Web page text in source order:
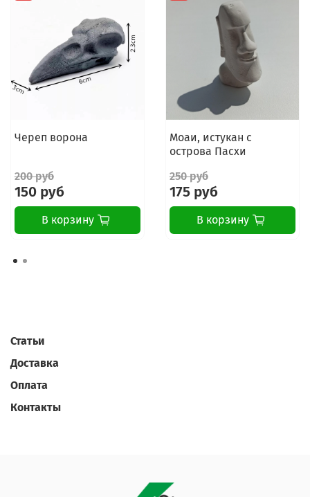
Череп ворона
200 руб
150 руб
В корзину
Моаи, истукан с
острова Пасхи
250 руб
175 руб
В корзину
Статьи
Доставка
Оплата
Контакты